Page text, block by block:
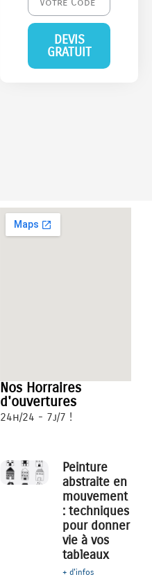
DEVIS
GRATUIT
Nos Horraires
d'ouvertures
24h/24 - 7j/7 !
Peinture
abstraite en
mouvement
: techniques
pour donner
vie à vos
tableaux
+ d'infos